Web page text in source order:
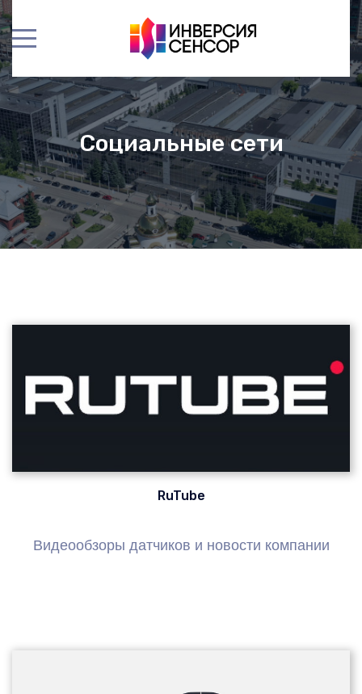
Социальные сети
RuTube
Видеообзоры датчиков и новости компании